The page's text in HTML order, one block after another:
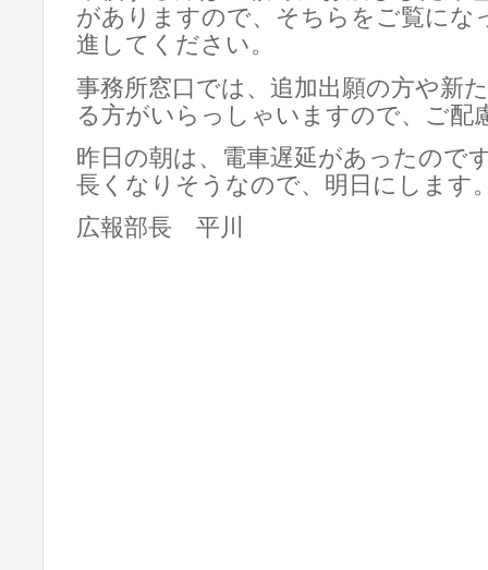
がありますので、そちらをご覧にな
進してください。
事務所窓口では、追加出願の方や新
る方がいらっしゃいますので、ご配
昨日の朝は、電車遅延があったので
長くなりそうなので、明日にします
広報部長 平川